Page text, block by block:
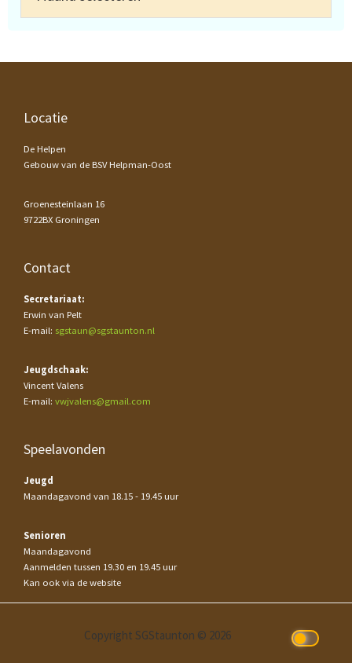
Footer
Locatie
De Helpen
Gebouw van de BSV Helpman-Oost
Groenesteinlaan 16
9722BX Groningen
Contact
Secretariaat:
Erwin van Pelt
E-mail: sgstaun@sgstaunton.nl
Jeugdschaak:
Vincent Valens
E-mail: vwjvalens@gmail.com
Speelavonden
Jeugd
Maandagavond van 18.15 - 19.45 uur
Senioren
Maandagavond
Aanmelden tussen 19.30 en 19.45 uur
Kan ook via de website
Copyright SGStaunton © 2026